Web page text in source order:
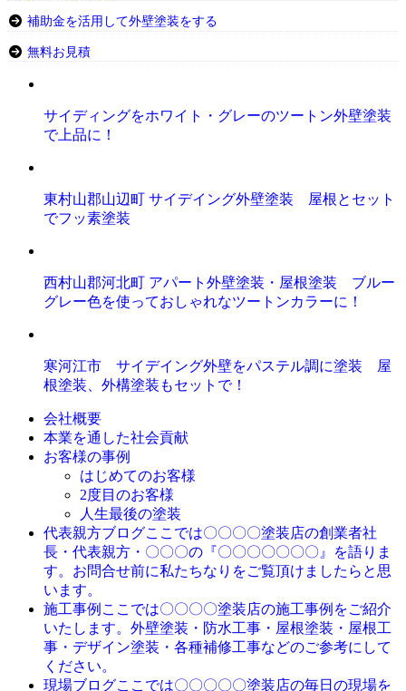
補助金を活用して外壁塗装をする
無料お見積
サイディングをホワイト・グレーのツートン外壁塗装
で上品に！
東村山郡山辺町 サイデイング外壁塗装 屋根とセット
でフッ素塗装
西村山郡河北町 アパート外壁塗装・屋根塗装 ブルー
グレー色を使っておしゃれなツートンカラーに！
寒河江市 サイデイング外壁をパステル調に塗装 屋
根塗装、外構塗装もセットで！
会社概要
本業を通した社会貢献
お客様の事例
はじめてのお客様
2度目のお客様
人生最後の塗装
代表親方ブログここでは〇〇〇〇塗装店の創業者社
長・代表親方・〇〇〇の『〇〇〇〇〇〇〇』を語りま
す。お問合せ前に私たちなりをご覧頂けましたらと思
います。
施工事例 ここでは〇〇〇〇塗装店の施工事例をご紹介
いたします。外壁塗装・防水工事・屋根塗装・屋根工
事・デザイン塗装・各種補修工事などのご参考にして
ください。
現場ブログここでは〇〇〇〇〇塗装店の毎日の現場を